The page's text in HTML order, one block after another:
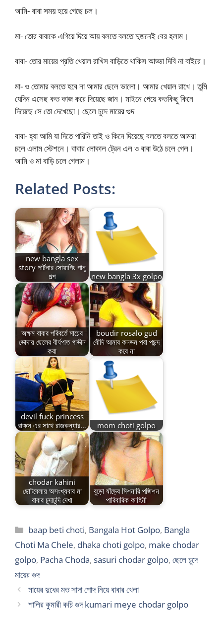
আমি- বাবা সময় হয়ে গেছে চল।
মা- তোর বাবাকে এগিয়ে দিয়ে আয় বলতে বলতে দুজনেই বের হলাম।
বাবা- তোর মায়ের প্রতি খেয়াল রাখিস বাড়িতে থাকিস আড্ডা দিবি না বাইরে।
মা- ও তোমার বলতে হবে না আমার ছেলে ভালো। আমার খেয়াল রাখে। তুমি
যেদিন এসেছ কত কাজ করে দিয়েছে জান। মাইনে পেয়ে কতকিছু কিনে
দিয়েছে সে তো দেখেছো। ছেলে চুদে মায়ের গুদ
বাবা- হ্যা আমি যা দিতে পারিনি তাই ও কিনে দিয়েছে বলতে বলতে আমরা
চলে এলাম স্টেশনে। বাবার লোকাল ট্রেন এল ও বাবা উঠে চলে গেল।
আমি ও মা বাড়ি চলে গেলাম।
Related Posts:
new bangla sex
story পার্টনার সোয়াপিং পানু
গল্প
new bangla 3x golpo
অক্ষম বাবার পরিবর্তে মায়ের
ভোদায় ছেলের বীর্যপাত গাভীন
করা
boudir rosalo gud
বৌদি আমার কনডম পরা পছন্দ
করে না
devil fuck princess
রাক্ষস এর সাথে রাজকন্যার…
mom choti golpo
chodar kahini
ছোটবেলায় অসংখ্যবার মা
বাবার চুদাচুদি দেখা
বুড়ো ষাঁড়ের মিশনারি পজিশন
পারিবারিক কাহিনী
Categories
baap beti choti, Bangala Hot Golpo, Bangla
Choti Ma Chele, dhaka choti golpo, make chodar
golpo, Pacha Choda, sasuri chodar golpo, ছেলে চুদে
মায়ের গুদ
মায়ের দুধের মত সাদা পোদ নিয়ে বাবার খেলা
শালির কুমারী কচি গুদ kumari meye chodar golpo